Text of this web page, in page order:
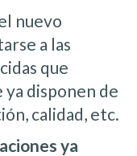
nuevo
a las
que
ya disponen de
calidad, etc.
ya